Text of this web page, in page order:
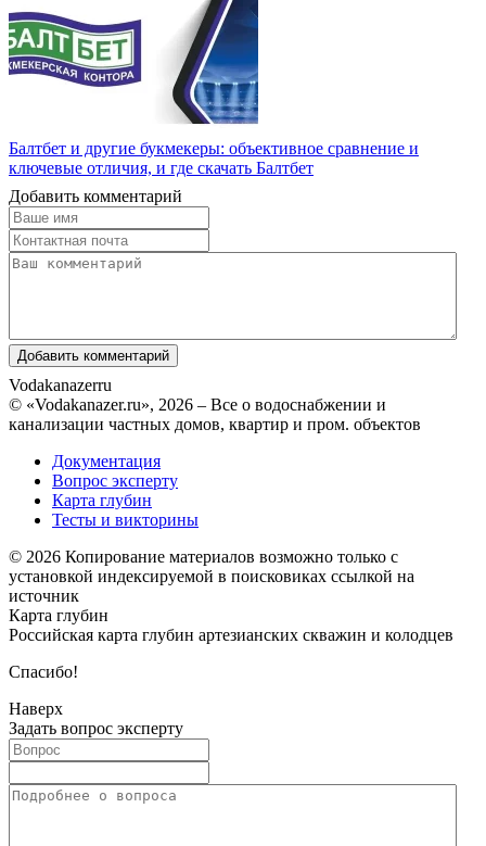
Балтбет и другие букмекеры: объективное сравнение и
ключевые отличия, и где скачать Балтбет
Добавить комментарий
Vodakanazerru
© «Vodakanazer.ru», 2026 – Все о водоснабжении и
канализации частных домов, квартир и пром. объектов
Документация
Вопрос эксперту
Карта глубин
Тесты и викторины
© 2026 Копирование материалов возможно только с
установкой индексируемой в поисковиках ссылкой на
источник
Карта глубин
Российская карта глубин артезианских скважин и колодцев
Спасибо!
Наверх
Задать вопрос эксперту